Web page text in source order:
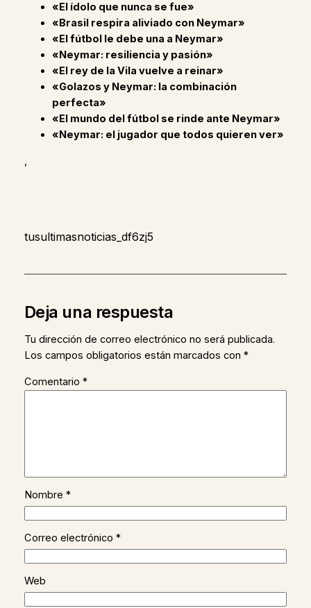
«El ídolo que nunca se fue»
«Brasil respira aliviado con Neymar»
«El fútbol le debe una a Neymar»
«Neymar: resiliencia y pasión»
«El rey de la Vila vuelve a reinar»
«Golazos y Neymar: la combinación
perfecta»
«El mundo del fútbol se rinde ante Neymar»
«Neymar: el jugador que todos quieren ver»
,
tusultimasnoticias_df6zj5
Deja una respuesta
Tu dirección de correo electrónico no será publicada.
Los campos obligatorios están marcados con *
Comentario *
Nombre *
Correo electrónico *
Web